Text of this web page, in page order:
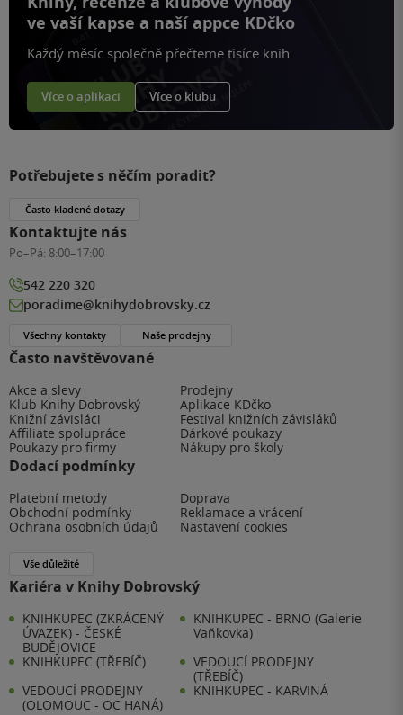
ve vaší kapse a naší appce KDčko
Každý měsíc společně přečteme tisíce knih
Více o aplikaci Více o klubu
Často navštěvované
Akce a slevy
Prodejny
Klub Knihy Dobrovský
Aplikace KDčko
Knižní závisláci
Festival knižních závisláků
Affiliate spolupráce
Dárkové poukazy
Poukazy pro firmy
Nákupy pro školy
Dodací podmínky
Platební metody
Doprava
Obchodní podmínky
Reklamace a vrácení
Ochrana osobních údajů
Nastavení cookies
Vše důležité
Kariéra v Knihy Dobrovský
KNIHKUPEC (ZKRÁCENÝ
ÚVAZEK) - ČESKÉ
BUDĚJOVICE
KNIHKUPEC - BRNO (Galerie
Vaňkovka)
KNIHKUPEC (TŘEBÍČ)
VEDOUCÍ PRODEJNY
(TŘEBÍČ)
VEDOUCÍ PRODEJNY
(OLOMOUC - OC HANÁ)
KNIHKUPEC - KARVINÁ
Potřebujete s něčím poradit?
Často kladené dotazy
Kontaktujte nás
Po–Pá: 8:00–17:00
542 220 320
poradime@knihydobrovsky.cz
Všechny kontakty Naše prodejny